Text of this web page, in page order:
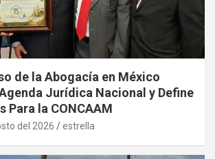
de la Abogacía en México
Jurídica Nacional y Define
Para la CONCAAM
del 2026 estrella